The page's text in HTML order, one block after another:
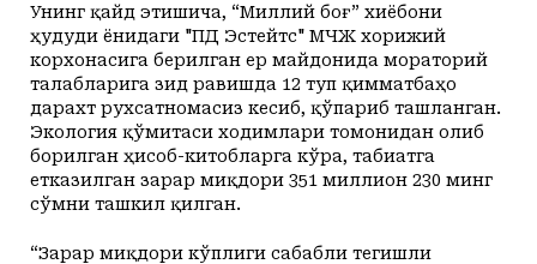
Унинг қайд этишича, “Миллий боғ” хиёбони
ҳудуди ёнидаги "ПД Эстейтс" МЧЖ хорижий
корхонасига берилган ер майдонида мораторий
талабларига зид равишда 12 туп қимматбаҳо
дарахт рухсатномасиз кесиб, қўпариб ташланган.
Экология қўмитаси ходимлари томонидан олиб
борилган ҳисоб-китобларга кўра, табиатга
етказилган зарар миқдори 351 миллион 230 минг
сўмни ташкил қилган.
“Зарар миқдори кўплиги сабабли тегишли